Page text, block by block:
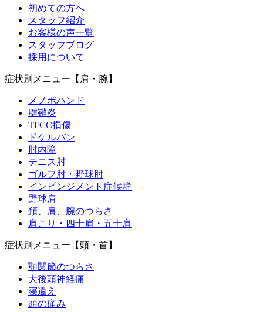
初めての方へ
スタッフ紹介
お客様の声一覧
スタッフブログ
採用について
症状別メニュー【肩・腕】
メノポハンド
腱鞘炎
TFCC損傷
ドケルバン
肘内障
テニス肘
ゴルフ肘・野球肘
インピンジメント症候群
野球肩
頚、肩、腕のつらさ
肩こり・四十肩・五十肩
症状別メニュー【頭・首】
顎関節のつらさ
大後頭神経痛
寝違え
頭の痛み